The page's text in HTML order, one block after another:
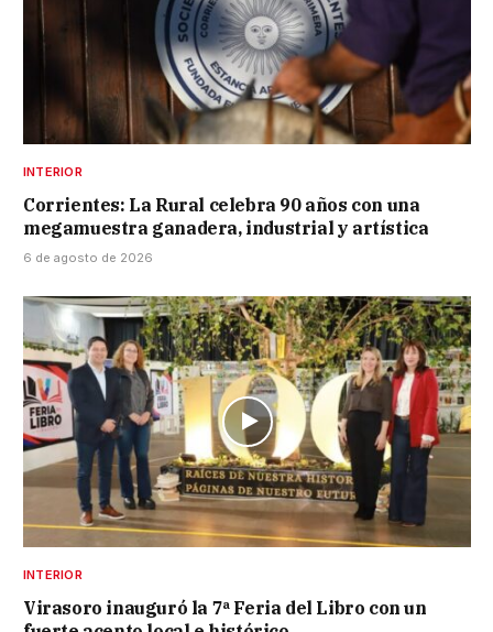
INTERIOR
Corrientes: La Rural celebra 90 años con una
megamuestra ganadera, industrial y artística
6 de agosto de 2026
INTERIOR
Virasoro inauguró la 7ª Feria del Libro con un